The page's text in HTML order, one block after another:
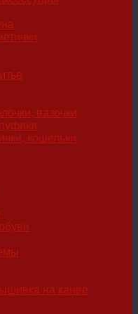
вазочки
кошельки
на канве